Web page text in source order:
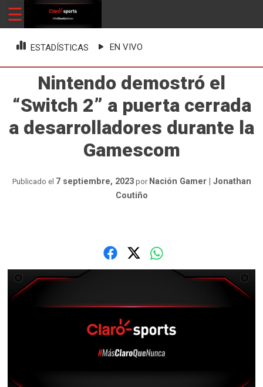
Skip
☰
ClaroSports
Más Claro que nunca
ESTADÍSTICAS EN VIVO
Nintendo demostró el
“Switch 2” a puerta cerrada
a desarrolladores durante la
Gamescom
Publicado el 7 septiembre, 2023por Nación Gamer | Jonathan
Coutiño